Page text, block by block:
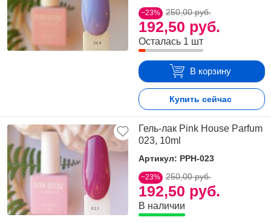
−23%
192,50 руб.
250,00 руб.
Осталась 1 шт
В корзину
Купить сейчас
Гель-лак Pink House Parfum
023, 10ml
Артикул: PPH-023
−23%
192,50 руб.
250,00 руб.
В наличии